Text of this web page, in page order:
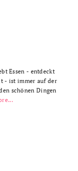
Essen - entdeckt
- ist immer auf der
schönen Dingen